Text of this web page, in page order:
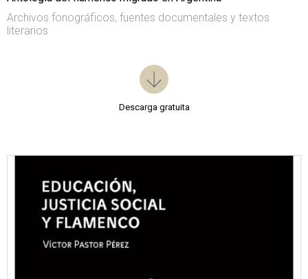
Archivos fonográficos, fuentes documentales y textos
literarios
Descarga gratuita